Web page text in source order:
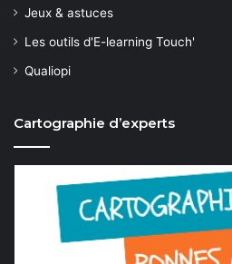
Jeux & astuces
Les outils d'E-learning Touch'
Qualiopi
Cartographie d’experts